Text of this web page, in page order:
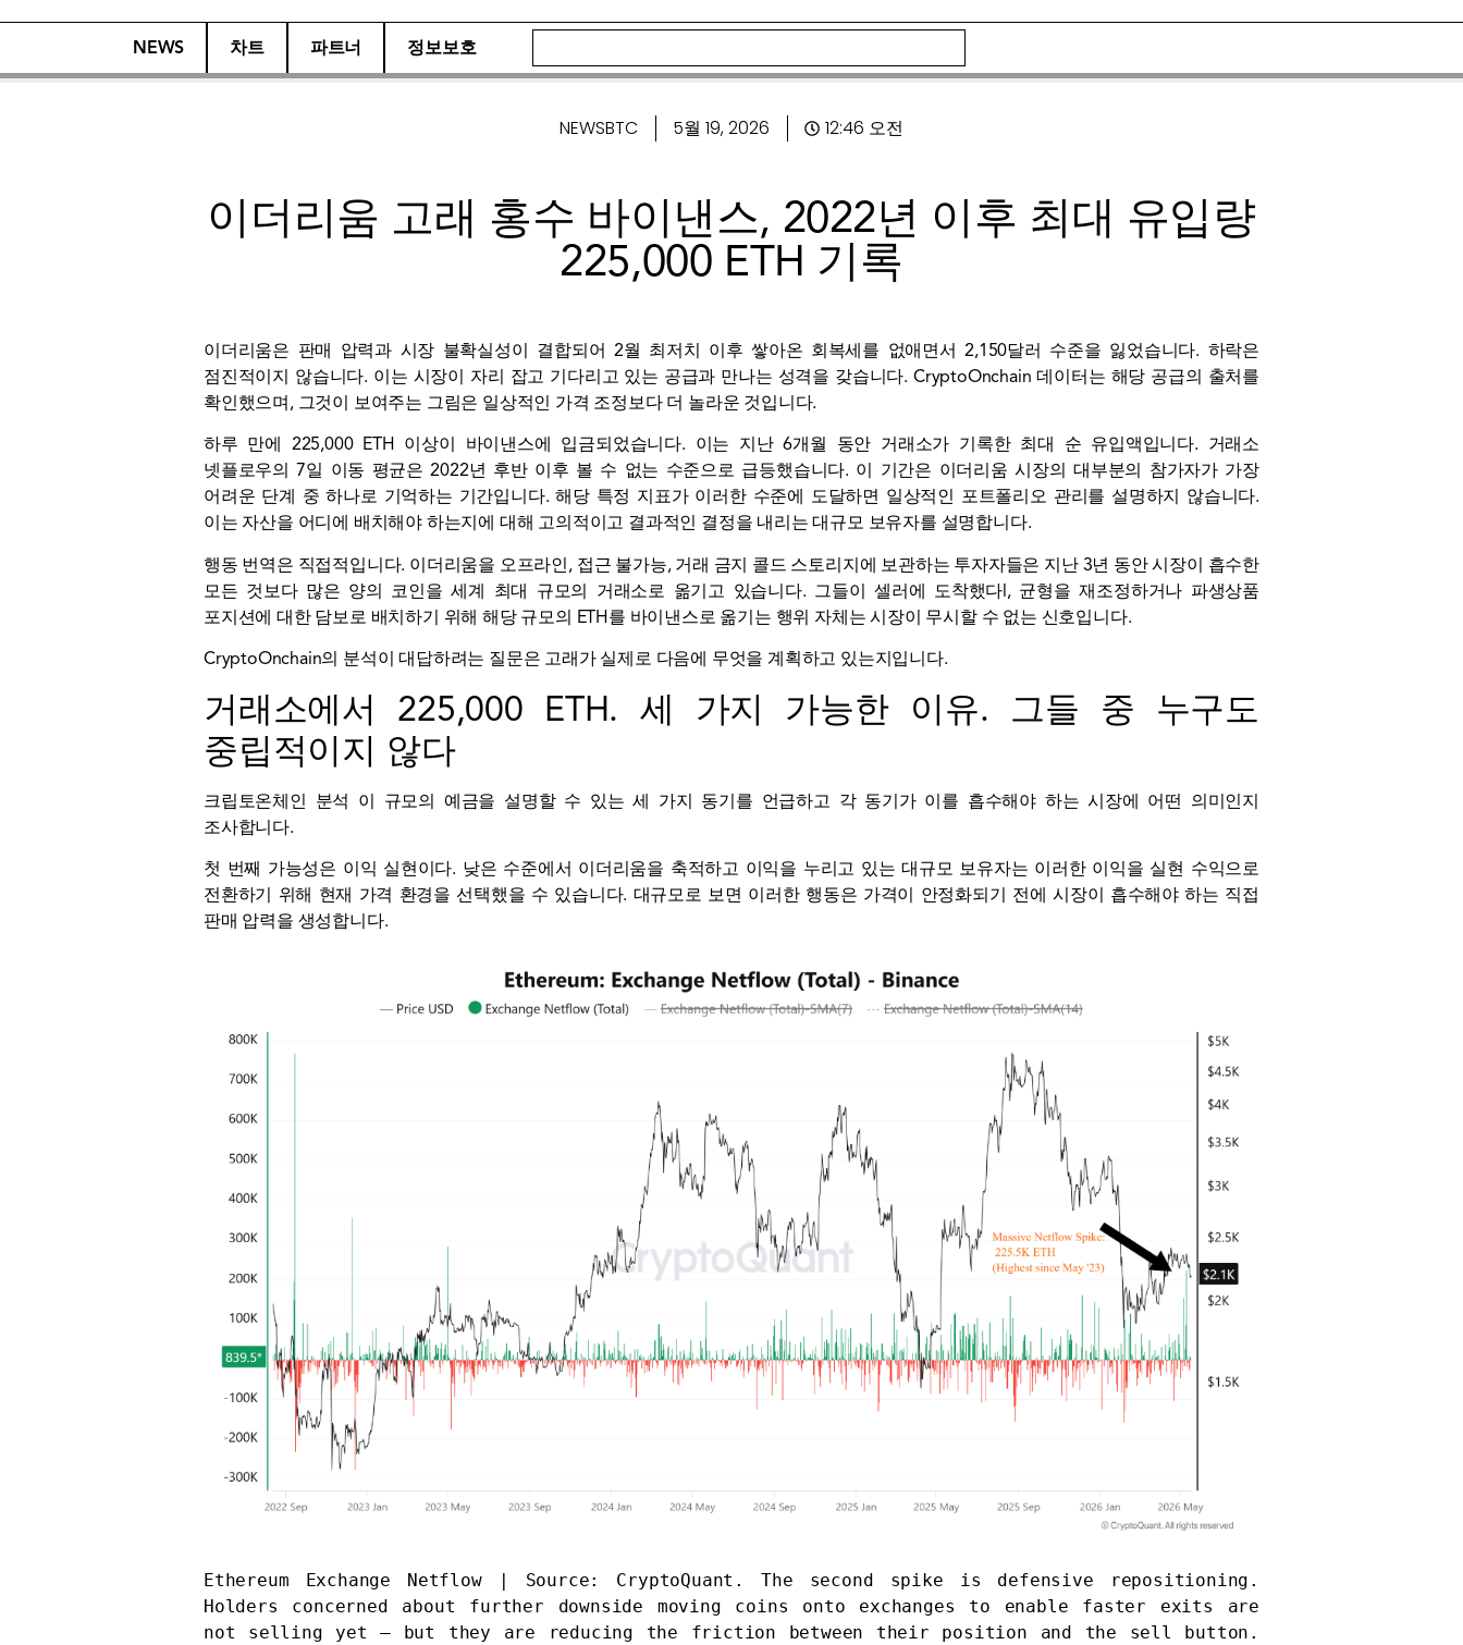
NEWS 차트 파트너 정보보호
NEWSBTC 5월 19, 2026 12:46 오전
이더리움 고래 홍수 바이낸스, 2022년 이후 최대 유입량
225,000 ETH 기록
이더리움은 판매 압력과 시장 불확실성이 결합되어 2월 최저치 이후 쌓아온 회복세를 없애면서 2,150달러 수준을 잃었습니다. 하락은
점진적이지 않습니다. 이는 시장이 자리 잡고 기다리고 있는 공급과 만나는 성격을 갖습니다. CryptoOnchain 데이터는 해당 공급의 출처를
확인했으며, 그것이 보여주는 그림은 일상적인 가격 조정보다 더 놀라운 것입니다.
하루 만에 225,000 ETH 이상이 바이낸스에 입금되었습니다. 이는 지난 6개월 동안 거래소가 기록한 최대 순 유입액입니다. 거래소
넷플로우의 7일 이동 평균은 2022년 후반 이후 볼 수 없는 수준으로 급등했습니다. 이 기간은 이더리움 시장의 대부분의 참가자가 가장
어려운 단계 중 하나로 기억하는 기간입니다. 해당 특정 지표가 이러한 수준에 도달하면 일상적인 포트폴리오 관리를 설명하지 않습니다.
이는 자산을 어디에 배치해야 하는지에 대해 고의적이고 결과적인 결정을 내리는 대규모 보유자를 설명합니다.
행동 번역은 직접적입니다. 이더리움을 오프라인, 접근 불가능, 거래 금지 콜드 스토리지에 보관하는 투자자들은 지난 3년 동안 시장이 흡수한
모든 것보다 많은 양의 코인을 세계 최대 규모의 거래소로 옮기고 있습니다. 그들이셀러에 도착했다l, 균형을 재조정하거나 파생상품
포지션에 대한 담보로 배치하기 위해 해당 규모의 ETH를 바이낸스로 옮기는 행위 자체는 시장이 무시할 수 없는 신호입니다.
CryptoOnchain의 분석이 대답하려는 질문은 고래가 실제로 다음에 무엇을 계획하고 있는지입니다.
거래소에서 225,000 ETH. 세 가지 가능한 이유. 그들 중 누구도
중립적이지 않다
크립토온체인 분석 이 규모의 예금을 설명할 수 있는 세 가지 동기를 언급하고 각 동기가 이를 흡수해야 하는 시장에 어떤 의미인지
조사합니다.
첫 번째 가능성은 이익 실현이다. 낮은 수준에서 이더리움을 축적하고 이익을 누리고 있는 대규모 보유자는 이러한 이익을 실현 수익으로
전환하기 위해 현재 가격 환경을 선택했을 수 있습니다. 대규모로 보면 이러한 행동은 가격이 안정화되기 전에 시장이 흡수해야 하는 직접
판매 압력을 생성합니다.
Ethereum Exchange Netflow | Source: CryptoQuant . The second spike is defensive repositioning.
Holders concerned about further downside moving coins onto exchanges to enable faster exits are
not selling yet — but they are reducing the friction between their position and the sell button.